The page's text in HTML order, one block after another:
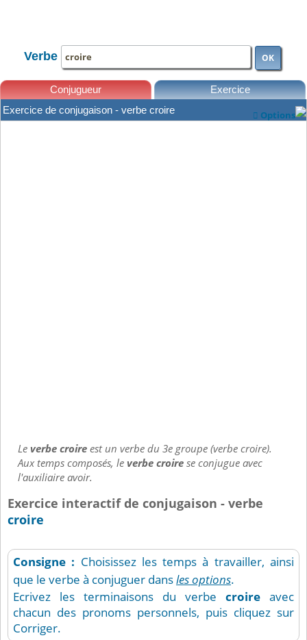
Verbe OK
Conjugueur Exercice
Exercice de conjugaison - verbe croire  Options
Leverbe croireest un verbe du 3e groupe (verbe croire).
Aux temps composés, leverbe croirese conjugue avec
l'auxiliaire avoir.
Exercice interactif de conjugaison - verbe
croire
Consigne : Choisissez les temps à travailler, ainsi
que le verbe à conjuguer dansles options.
Ecrivez les terminaisons du verbe croire avec
chacun des pronoms personnels, puis cliquez sur
Corriger.